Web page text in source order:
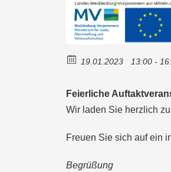
19.01.2023 13:00 -
Feierliche
Wir laden Sie herzlich
Freuen Sie sich auf ein
Begrüßung